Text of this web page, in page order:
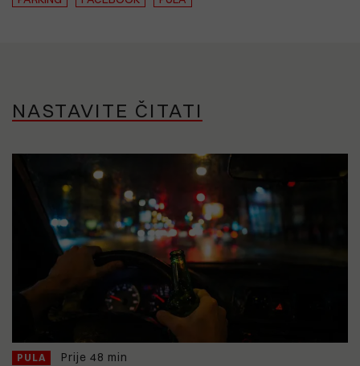
NASTAVITE ČITATI
PULA Prije 48 min